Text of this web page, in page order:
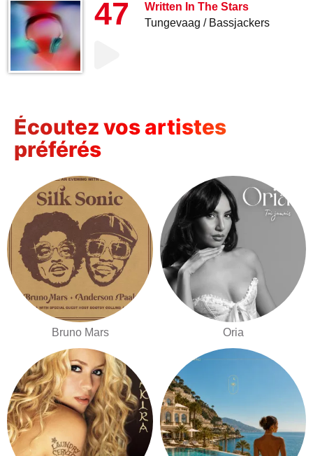
47
Written In The Stars
Tungevaag
Bassjackers
Écoutez vos artistes
préférés
Bruno Mars Oria